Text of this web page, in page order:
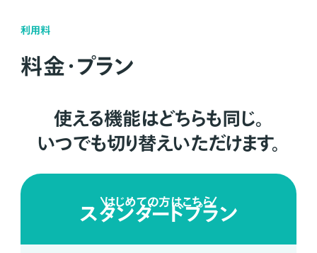
利用料
料金・プラン
使える機能はどちらも同じ。
いつでも切り替えいただけます。
はじめての方はこちら
スタンダードプラン